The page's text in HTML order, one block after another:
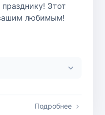
Этот
любимым!
Подробнее